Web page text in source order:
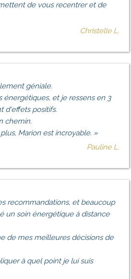
de vous recentrer et de
Christelle L.
géniale.
énergétiques, et je ressens en 3
d'effets positifs.
chemin.
Marion est incroyable. »
Pauline L.
recommandations, et beaucoup
un soin énergétique à distance
de mes meilleures décisions de
à quel point je lui suis